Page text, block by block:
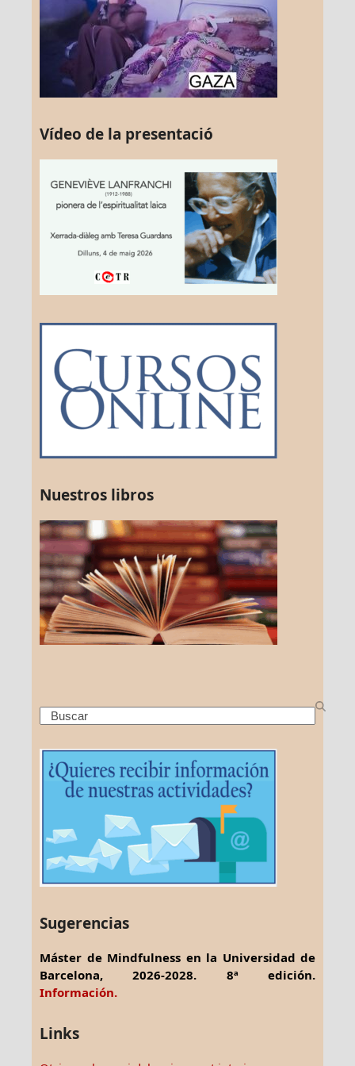
Vídeo de la presentació
Nuestros libros
Search
Sugerencias
Máster de Mindfulness en la Universidad de
Barcelona, 2026-2028. 8ª edición.
Información.
Links